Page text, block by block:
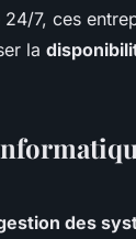
7, ces
la
des